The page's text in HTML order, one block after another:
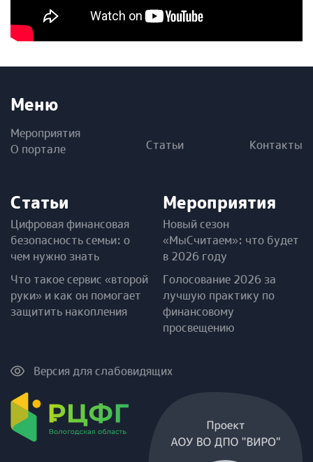
Меню
Мероприятия
О портале
Статьи Контакты
Статьи
Цифровая финансовая
безопасность семьи: о
чем нужно знать
Что такое сервис «второй
руки» и как он помогает
защитить накопления
Мероприятия
Новый сезон
«МыСчитаем»: что будет
в 2026 году
Голосование 2026 за
лучшую практику по
финансовому
просвещению
Версия для слабовидящих